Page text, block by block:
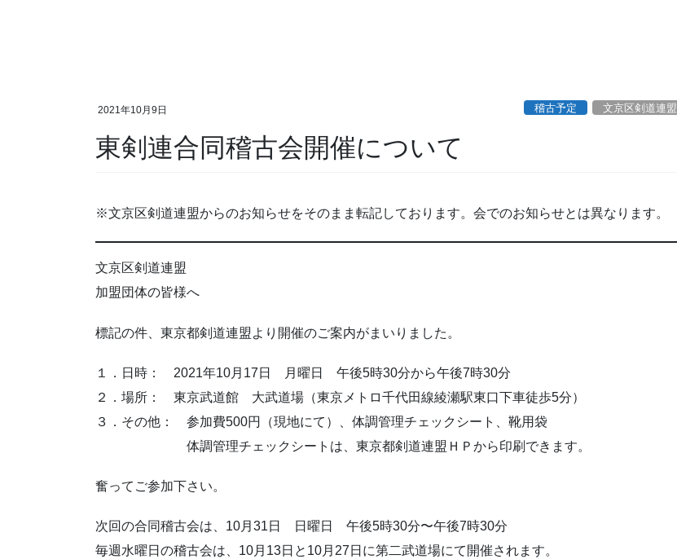
2021年10月9日 文京区剣道連盟
稽古予定
東剣連合同稽古会開催について
※文京区剣道連盟からのお知らせをそのまま転記しております。会でのお知らせとは異なります。
文京区剣道連盟
加盟団体の皆様へ
標記の件、東京都剣道連盟より開催のご案内がまいりました。
１．日時： 2021年10月17日 月曜日 午後5時30分から午後7時30分
２．場所： 東京武道館 大武道場（東京メトロ千代田線綾瀬駅東口下車徒歩5分）
３．その他： 参加費500円（現地にて）、体調管理チェックシート、靴用袋
体調管理チェックシートは、東京都剣道連盟ＨＰから印刷できます。
奮ってご参加下さい。
次回の合同稽古会は、10月31日 日曜日 午後5時30分〜午後7時30分
毎週水曜日の稽古会は、10月13日と10月27日に第二武道場にて開催されます。